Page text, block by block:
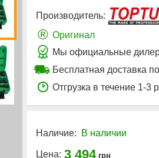
Производитель:
® Оригинал
Мы официальные
Бесплатная доставка
Отгрузка в течение 1-3
Наличие: В наличии
Цена: 3 494 грн